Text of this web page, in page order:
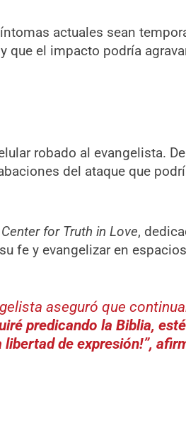
actuales sean
que el impacto podría
robado al evangelista.
del ataque que
Center for Truth in Love,
fe y evangelizar en
aseguró que
predicando la Biblia, esté
de expresión!”,